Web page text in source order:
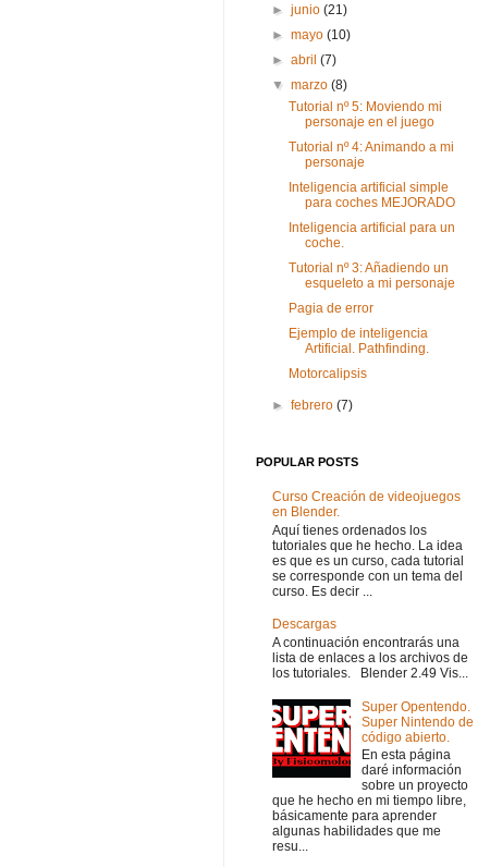
►junio(21)
►mayo(10)
►abril(7)
▼marzo(8)
Tutorial nº 5: Moviendo mi
personaje en el juego
Tutorial nº 4: Animando a mi
personaje
Inteligencia artificial simple
para coches MEJORADO
Inteligencia artificial para un
coche.
Tutorial nº 3: Añadiendo un
esqueleto a mi personaje
Pagia de error
Ejemplo de inteligencia
Artificial. Pathfinding.
Motorcalipsis
►febrero(7)
POPULAR POSTS
Curso Creación de videojuegos
en Blender.
Aquí tienes ordenados los
tutoriales que he hecho. La idea
es que es un curso, cada tutorial
se corresponde con un tema del
curso. Es decir ...
Descargas
A continuación encontrarás una
lista de enlaces a los archivos de
los tutoriales. Blender 2.49 Vis...
Super Opentendo.
Super Nintendo de
código abierto.
En esta página
daré información
sobre un proyecto
que he hecho en mi tiempo libre,
básicamente para aprender
algunas habilidades que me
resu...